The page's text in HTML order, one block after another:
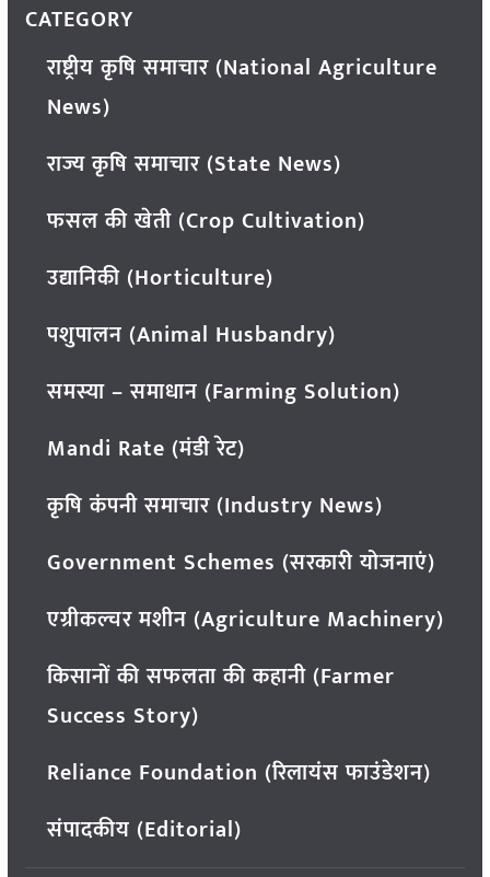
CATEGORY
राष्ट्रीय कृषि समाचार (National Agriculture
News)
राज्य कृषि समाचार (State News)
फसल की खेती (Crop Cultivation)
उद्यानिकी (Horticulture)
पशुपालन (Animal Husbandry)
समस्या – समाधान (Farming Solution)
Mandi Rate (मंडी रेट)
कृषि कंपनी समाचार (Industry News)
Government Schemes (सरकारी योजनाएं)
एग्रीकल्चर मशीन (Agriculture Machinery)
किसानों की सफलता की कहानी (Farmer
Success Story)
Reliance Foundation (रिलायंस फाउंडेशन)
संपादकीय (Editorial)